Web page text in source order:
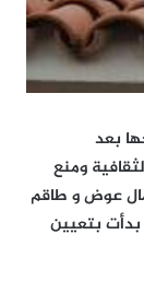
بعد
ومنع
عوض و طاقم
بتعيين